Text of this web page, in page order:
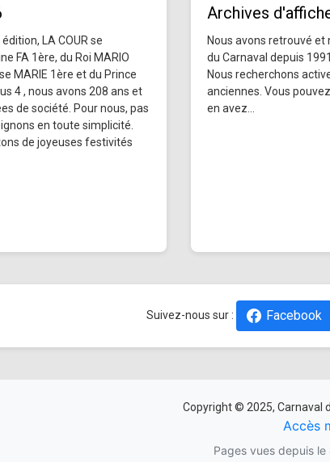
LA COUR se
FA 1ère, du Roi MARIO
MARIE 1ère et du Prince
4 , nous avons 208 ans et
de société. Pour nous, pas
en toute simplicité.
de joyeuses festivités
Archives
Nous avons retrouvé
du Carnaval depuis
Nous recherchons
anciennes. Vous
en avez...
Suivez-nous sur : Facebook
Copyright © 2025, Carnaval
Accès
Pages vues depuis